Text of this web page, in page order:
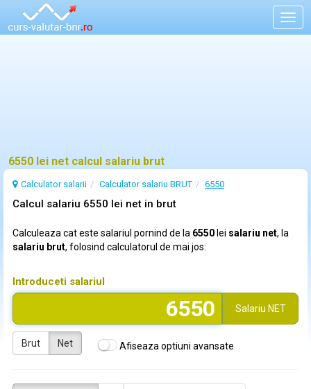
6550 lei net calcul salariu brut
Calculator salarii Calculator salariu BRUT 6550
Calcul salariu 6550 lei net in brut
Calculeaza cat este salariul pornind de la 6550 lei salariu net, la
salariu brut, folosind calculatorul de mai jos:
Introduceti salariul
Salariu NET
Brut Net Afiseaza optiuni avansate